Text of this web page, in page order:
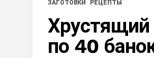
ЗАГОТОВКИ РЕЦЕПТЫ
по 40